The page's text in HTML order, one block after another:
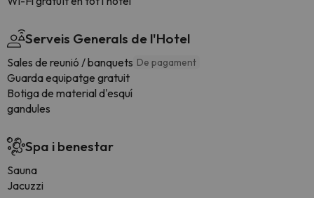
Serveis Generals de l'Hotel
Sales de reunió / banquets De pagament
Guarda equipatge gratuit
Botiga de material d'esquí
gandules
Spa i benestar
Sauna
Jacuzzi